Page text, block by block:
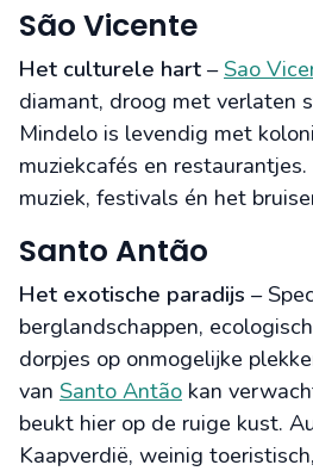
São Vicente
Het culturele hart – Sao
diamant, droog met verlaten
Mindelo is levendig met
muziekcafés en
muziek, festivals én het
Santo Antão
Het exotische paradijs –
berglandschappen,
dorpjes op onmogelijke
van Santo Antão kan
beukt hier op de ruige kust.
Kaapverdië, weinig